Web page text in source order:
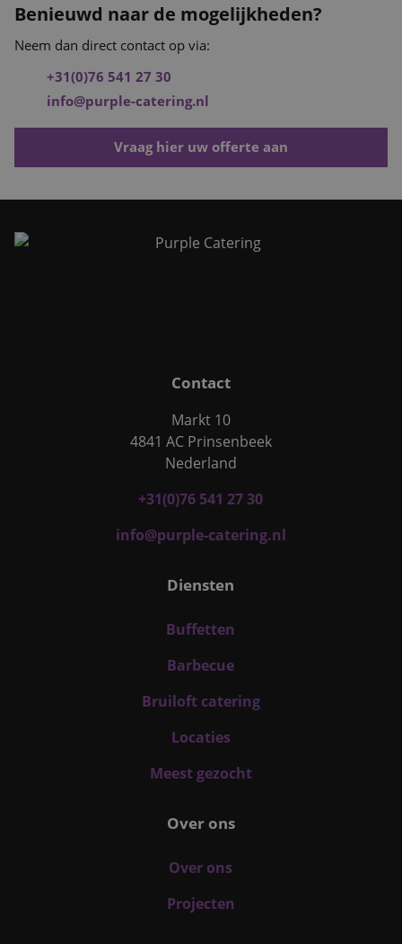
Benieuwd naar de mogelijkheden?
Neem dan direct contact op via:
+31(0)76 541 27 30
info@purple-catering.nl
Vraag hier uw offerte aan
Contact
Markt 10
4841 AC Prinsenbeek
Nederland
+31(0)76 541 27 30
info@purple-catering.nl
Diensten
Buffetten
Barbecue
Bruiloft catering
Locaties
Meest gezocht
Over ons
Over ons
Projecten